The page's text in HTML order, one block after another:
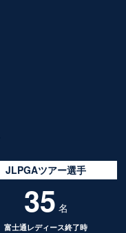
JLPGAツアー選手
35 名
富士通レディース終了時